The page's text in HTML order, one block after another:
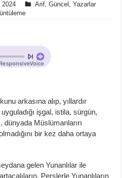
2024 Arif,Güncel ,Yazarlar
arkasına alıp, yıllardır
işgal, istila, sürgün,
dünyada Müslümanların
bir kez daha ortaya
gelen Yunanlılar ile
Perslerle Yunanlıların